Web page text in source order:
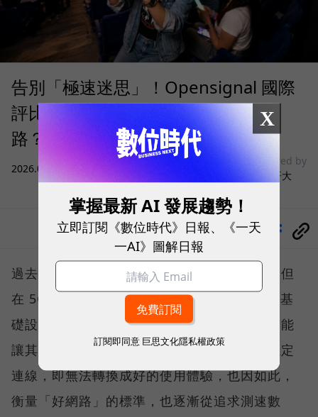
告別「極速迷思」！Opensignal 國際
評比揭密：什麼才是 5G 時代的好網
路？
2026.08.03 3C生活
sponsored by
台灣大哥大
分享
過去，下載速度是評價電信服務的重要指標，但
在 5G 成為工作、娛樂、生活不可或缺的數位基
礎設施後，消費者發現，再快的網速，如果不能
讓其在人潮聚集、高速移動或室內空間維持穩定
連線，即無法轉換成好的使用體驗，也因如此，
衡量「好網路」的標準，也逐漸從追求測速數
X
掌握最新 AI 發展趨勢！
立即訂閱《數位時代》日報、《一天
一AI》圖解日報
訂閱即同意 巨思文化隱私權政策